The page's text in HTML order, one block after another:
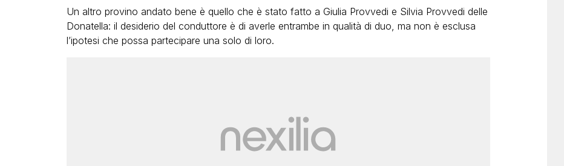
Un altro provino andato bene è quello che è stato fatto a Giulia Provvedi e Silvia Provvedi delle
Donatella: il desiderio del conduttore è di averle entrambe in qualità di duo, ma non è esclusa
l’ipotesi che possa partecipare una solo di loro.